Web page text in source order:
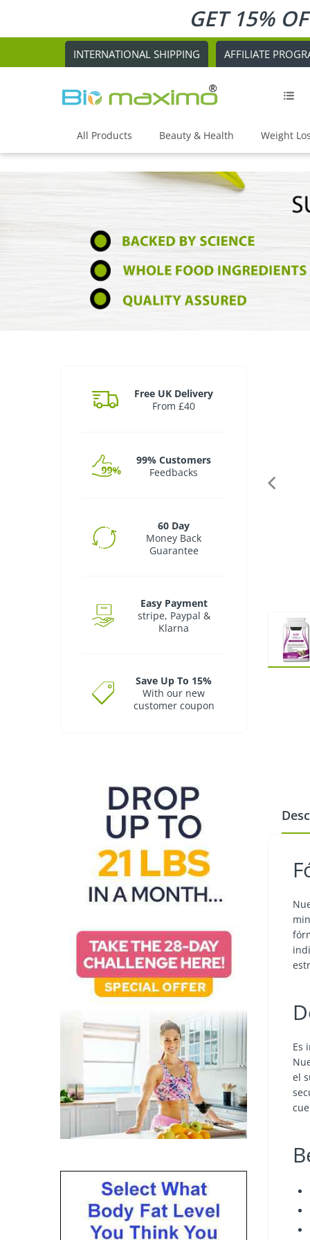
GET 15%
INTERNATIONAL SHIPPING AFFILIATE
All Products Beauty & Health Weight
Free UK Delivery
From £40
99% Customers
Feedbacks
60 Day
Money Back
Guarantee
Easy Payment
stripe, Paypal &
Klarna
Save Up To 15%
With our new
customer coupon
Es
el